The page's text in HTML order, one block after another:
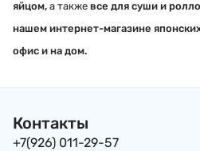
яйцом, а также все для суши и
нашем интернет-магазине
офис и на дом.
Контакты
+7(926) 011-29-57